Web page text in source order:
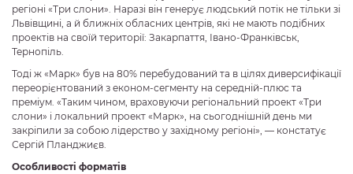
регіоні «Три слони». Наразі він генерує людський потік не тільки зі
Львівщині, а й ближніх обласних центрів, які не мають подібних
проектів на своїй території: Закарпаття, Івано-Франківськ,
Тернопіль.
Тоді ж «Марк» був на 80% перебудований та в цілях диверсифікації
переорієнтований з економ-сегменту на середній-плюс та
преміум. «Таким чином, враховуючи регіональний проект «Три
слони» і локальний проект «Марк», на сьогоднішній день ми
закріпили за собою лідерство у західному регіоні», — констатує
Сергій Планджиєв.
Особливості форматів